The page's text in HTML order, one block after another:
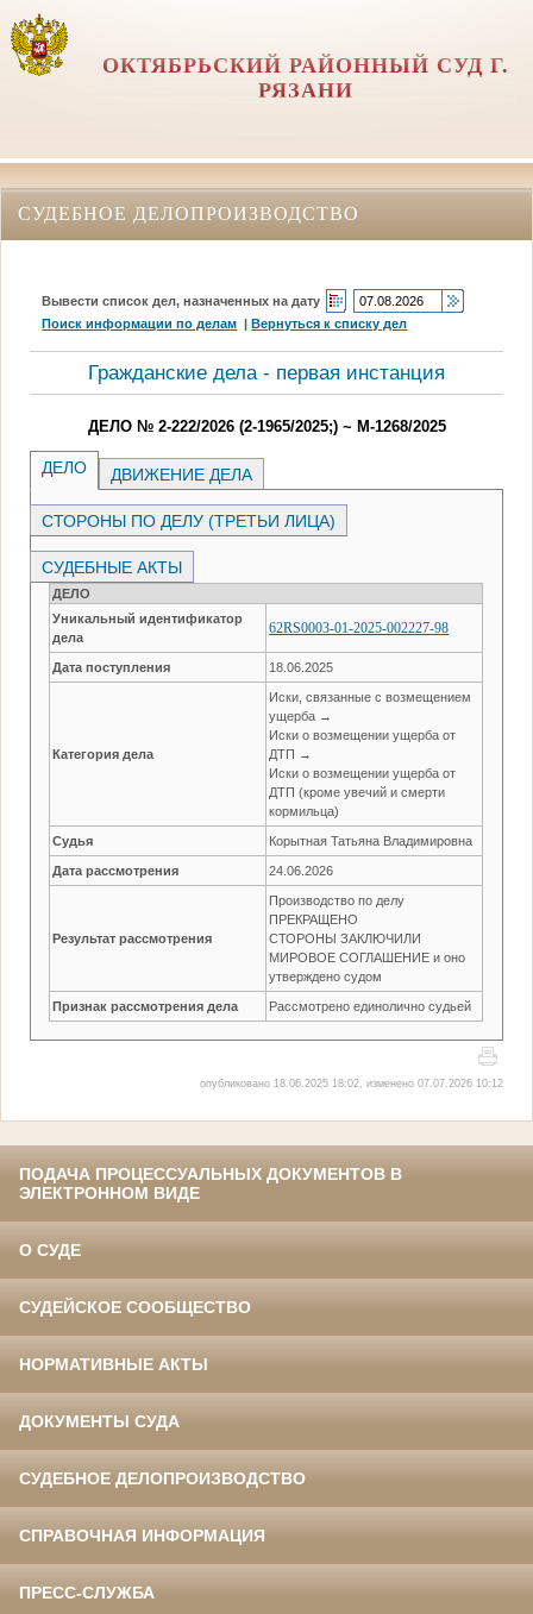
ОКТЯБРЬСКИЙ РАЙОННЫЙ СУД Г.
РЯЗАНИ
СУДЕБНОЕ ДЕЛОПРОИЗВОДСТВО
Вывести список дел, назначенных на дату
Поиск информации по делам |Вернуться к списку дел
Гражданские дела - первая инстанция
ДЕЛО № 2-222/2026 (2-1965/2025;) ~ М-1268/2025
ДЕЛО ДВИЖЕНИЕ ДЕЛА
СТОРОНЫ ПО ДЕЛУ (ТРЕТЬИ ЛИЦА)
СУДЕБНЫЕ АКТЫ
ДЕЛО
Уникальный идентификатор
дела
62RS0003-01-2025-002227-98
Дата поступления 18.06.2025
Категория дела
Иски, связанные с возмещением
ущерба →
Иски о возмещении ущерба от
ДТП →
Иски о возмещении ущерба от
ДТП (кроме увечий и смерти
кормильца)
Судья Корытная Татьяна Владимировна
Дата рассмотрения 24.06.2026
Результат рассмотрения
Производство по делу
ПРЕКРАЩЕНО
СТОРОНЫ ЗАКЛЮЧИЛИ
МИРОВОЕ СОГЛАШЕНИЕ и оно
утверждено судом
Признак рассмотрения дела Рассмотрено единолично судьей
опубликовано 18.06.2025 18:02, изменено 07.07.2026 10:12
ПОДАЧА ПРОЦЕССУАЛЬНЫХ ДОКУМЕНТОВ В
ЭЛЕКТРОННОМ ВИДЕ
О СУДЕ
СУДЕЙСКОЕ СООБЩЕСТВО
НОРМАТИВНЫЕ АКТЫ
ДОКУМЕНТЫ СУДА
СУДЕБНОЕ ДЕЛОПРОИЗВОДСТВО
СПРАВОЧНАЯ ИНФОРМАЦИЯ
ПРЕСС-СЛУЖБА